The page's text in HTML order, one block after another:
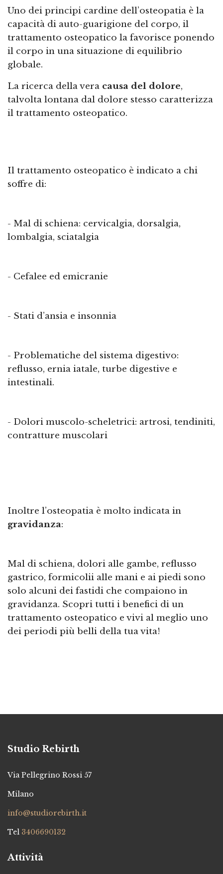
Uno dei principi cardine dell’osteopatia è la
capacità di auto-guarigione del corpo, il
trattamento osteopatico la favorisce ponendo
il corpo in una situazione di equilibrio
globale.
La ricerca della vera causa del dolore,
talvolta lontana dal dolore stesso caratterizza
il trattamento osteopatico.
Il trattamento osteopatico è indicato a chi
soffre di:
- Mal di schiena: cervicalgia, dorsalgia,
lombalgia, sciatalgia
- Cefalee ed emicranie
- Stati d’ansia e insonnia
- Problematiche del sistema digestivo:
reflusso, ernia iatale, turbe digestive e
intestinali.
- Dolori muscolo-scheletrici: artrosi, tendiniti,
contratture muscolari
Inoltre l’osteopatia è molto indicata in
gravidanza:
Mal di schiena, dolori alle gambe, reflusso
gastrico, formicolii alle mani e ai piedi sono
solo alcuni dei fastidi che compaiono in
gravidanza. Scopri tutti i benefici di un
trattamento osteopatico e vivi al meglio uno
dei periodi più belli della tua vita!
Studio Rebirth
Via Pellegrino Rossi 57
Milano
info@studiorebirth.it
Tel 3406690132
Attività